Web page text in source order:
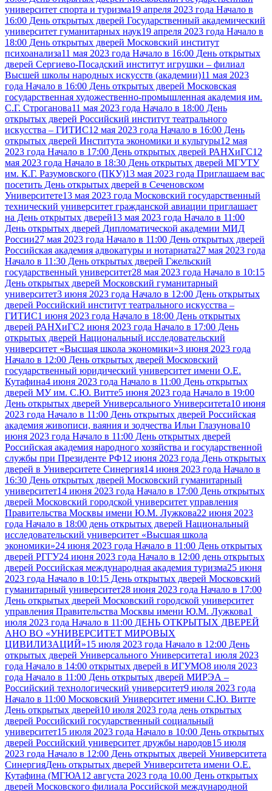
университет спорта и туризма19 апреля 2023 года Начало в
16:00 День открытых дверей Государственный академический
университет гуманитарных наук19 апреля 2023 года Начало в
18:00 День открытых дверей Московский институт
психоанализа11 мая 2023 года Начало в 16:00 День открытых
дверей Сергиево-Посадский институт игрушки – филиал
Высшей школы народных искусств (академии)11 мая 2023
года Начало в 16:00 День открытых дверей Московская
государственная художественно-промышленная академия им.
С.Г. Строганова11 мая 2023 года Начало в 18:00 День
открытых дверей Российский институт театрального
искусства – ГИТИС12 мая 2023 года Начало в 16:00 День
открытых дверей Института экономики и культуры12 мая
2023 года Начало в 17:00 День открытых дверей РАНХиГС12
мая 2023 года Начало в 18:30 День открытых дверей МГУТУ
им. К.Г. Разумовского (ПКУ)13 мая 2023 года Приглашаем вас
посетить День открытых дверей в Сеченовском
Университете13 мая 2023 года Московский государственный
технический университет гражданской авиации приглашает
на День открытых дверей13 мая 2023 года Начало в 11:00
День открытых дверей Дипломатической академии МИД
России27 мая 2023 года Начало в 11:00 День открытых дверей
Российская академия адвокатуры и нотариата27 мая 2023 года
Начало в 11:30 День открытых дверей Гжельский
государственный университет28 мая 2023 года Начало в 10:15
День открытых дверей Московский гуманитарный
университет3 июня 2023 года Начало в 12:00 День открытых
дверей Российский институт театрального искусства –
ГИТИС1 июня 2023 года Начало в 18:00 День открытых
дверей РАНХиГС2 июня 2023 года Начало в 17:00 День
открытых дверей Национальный исследовательский
университет «Высшая школа экономики»3 июня 2023 года
Начало в 12:00 День открытых дверей Московский
государственный юридический университет имени О.Е.
Кутафина4 июня 2023 года Начало в 11:00 День открытых
дверей МУ им. С.Ю. Витте5 июня 2023 года Начало в 19:00
День открытых дверей Универсального Университета10 июня
2023 года Начало в 11:00 День открытых дверей Российская
академия живописи, ваяния и зодчества Ильи Глазунова10
июня 2023 года Начало в 11:00 День открытых дверей
Российская академия народного хозяйства и государственной
службы при Президенте РФ12 июня 2023 года День открытых
дверей в Университете Синергия14 июня 2023 года Начало в
16:30 День открытых дверей Московский гуманитарный
университет14 июня 2023 года Начало в 17:00 День открытых
дверей Московский городской университет управления
Правительства Москвы имени Ю.М. Лужкова22 июня 2023
года Начало в 18:00 день открытых дверей Национальный
исследовательский университет «Высшая школа
экономики»24 июня 2023 года Начало в 11:00 День открытых
дверей РГГУ24 июня 2023 года Начало в 12:00 день открытых
дверей Российская международная академия туризма25 июня
2023 года Начало в 10:15 День открытых дверей Московский
гуманитарный университет28 июня 2023 года Начало в 17:00
День открытых дверей Московский городской университет
управления Правительства Москвы имени Ю.М. Лужкова1
июля 2023 года Начало в 11:00 ДЕНЬ ОТКРЫТЫХ ДВЕРЕЙ
АНО ВО «УНИВЕРСИТЕТ МИРОВЫХ
ЦИВИЛИЗАЦИЙ»15 июля 2023 года Начало в 12:00 День
открытых дверей Универсального Университета1 июля 2023
года Начало в 14:00 открытых дверей в ИГУМО8 июля 2023
года Начало в 11:00 День открытых дверей МИРЭА –
Российский технологический университет9 июля 2023 года
Начало в 11:00 Московский Университет имени С.Ю. Витте
День открытых дверей10 июля 2023 года день открытых
дверей Российский государственный социальный
университет15 июля 2023 года Начало в 10:00 День открытых
дверей Российский университет дружбы народов15 июля
2023 года Начало в 12:00 День открытых дверей Университета
СинергияДень открытых дверей Университета имени О.Е.
Кутафина (МГЮА12 августа 2023 года 10.00 День открытых
дверей Московского филиала Российской международной